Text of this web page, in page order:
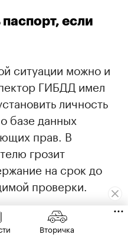
если
ситуации можно и
ГИБДД имел
личность
базе данных
прав. В
грозит
на срок до
проверки.
за забытые
Вторичка